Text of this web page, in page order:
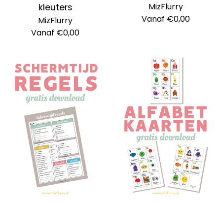
kleuters
MizFlurry
Vanaf €0,00
MizFlurry
Vanaf €0,00